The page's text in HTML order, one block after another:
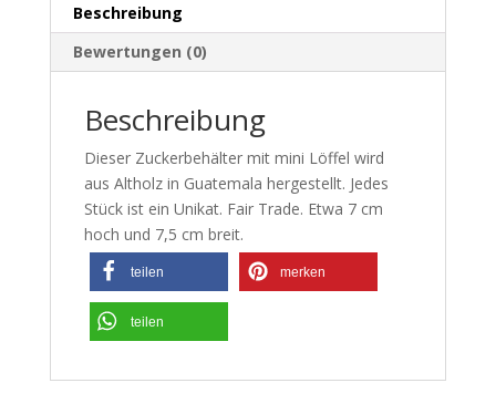
Beschreibung
Bewertungen (0)
Beschreibung
Dieser Zuckerbehälter mit mini Löffel wird
aus Altholz in Guatemala hergestellt. Jedes
Stück ist ein Unikat. Fair Trade. Etwa 7 cm
hoch und 7,5 cm breit.
teilen merken
teilen